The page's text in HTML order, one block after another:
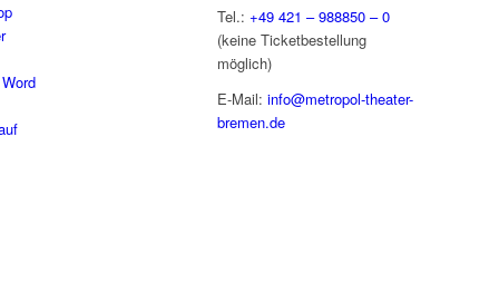
Tel.: +49 421 – 988850 – 0
(keine Ticketbestellung
möglich)
E-Mail: info@metropol-theater-
bremen.de